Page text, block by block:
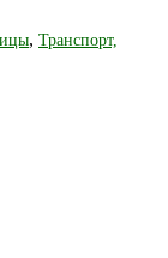
, Транспорт,